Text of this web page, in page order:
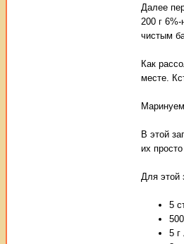
Далее
200 г
чистым
Как
месте.
В этой
их
Для этой
5
5 г